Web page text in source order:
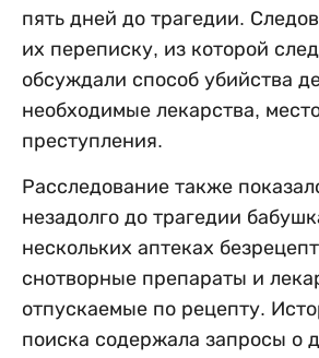
пять дней до трагедии.
их переписку, из которой
обсуждали способ убийства
необходимые лекарства,
преступления.
Расследование также
незадолго до трагедии
нескольких аптеках
снотворные препараты и
отпускаемые по рецепту.
поиска содержала запросы о